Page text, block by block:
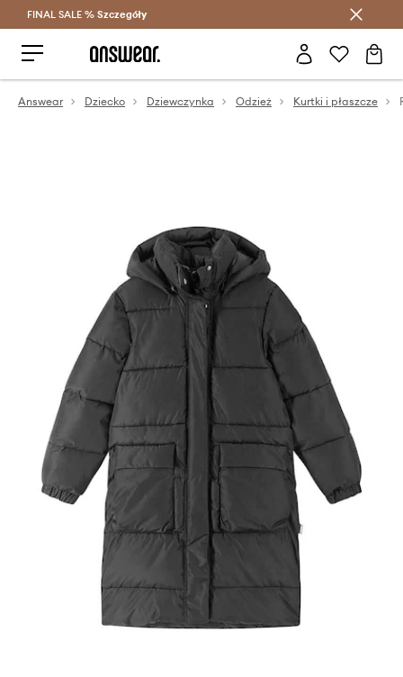
Oszczędzaj z Answear Club >
FINAL SALE % Szczegóły
Answear Dziecko Dziewczynka Odzież Kurtki i płaszcze